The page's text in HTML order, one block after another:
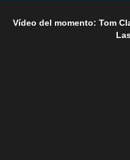
Vídeo del momento: Tom